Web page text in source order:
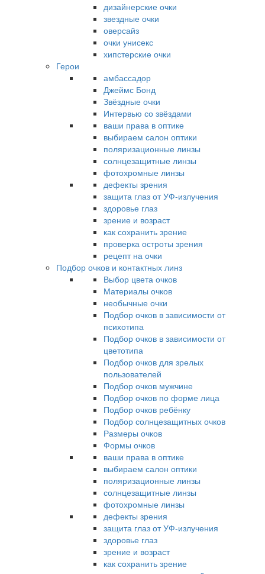
дизайнерские очки
звездные очки
оверсайз
очки унисекс
хипстерские очки
Герои
амбассадор
Джеймс Бонд
Звёздные очки
Интервью со звёздами
ваши права в оптике
выбираем салон оптики
поляризационные линзы
солнцезащитные линзы
фотохромные линзы
дефекты зрения
защита глаз от УФ-излучения
здоровье глаз
зрение и возраст
как сохранить зрение
проверка остроты зрения
рецепт на очки
Подбор очков и контактных линз
Выбор цвета очков
Материалы очков
необычные очки
Подбор очков в зависимости от
психотипа
Подбор очков в зависимости от
цветотипа
Подбор очков для зрелых
пользователей
Подбор очков мужчине
Подбор очков по форме лица
Подбор очков ребёнку
Подбор солнцезащитных очков
Размеры очков
Формы очков
ваши права в оптике
выбираем салон оптики
поляризационные линзы
солнцезащитные линзы
фотохромные линзы
дефекты зрения
защита глаз от УФ-излучения
здоровье глаз
зрение и возраст
как сохранить зрение